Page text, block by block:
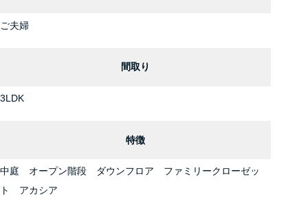
ご夫婦
間取り
3LDK
特徴
中庭 オープン階段 ダウンフロア ファミリークローゼッ
ト アカシア